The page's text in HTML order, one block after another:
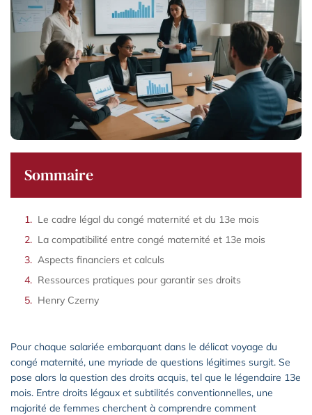
Sommaire
Le cadre légal du congé maternité et du 13e mois
La compatibilité entre congé maternité et 13e mois
Aspects financiers et calculs
Ressources pratiques pour garantir ses droits
Henry Czerny
Pour chaque salariée embarquant dans le délicat voyage du
congé maternité, une myriade de questions légitimes surgit. Se
pose alors la question des droits acquis, tel que le légendaire 13e
mois. Entre droits légaux et subtilités conventionnelles, une
majorité de femmes cherchent à comprendre comment